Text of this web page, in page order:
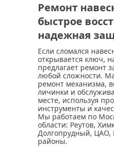
Ремонт
быстрое
надежная
Если сломался
открывается ключ,
предлагает ремонт
любой сложности.
ремонт механизма,
личинки и
месте, используя
инструменты и
Мы работаем по
области: Реутов,
Долгопрудный, ЦАО,
районы.